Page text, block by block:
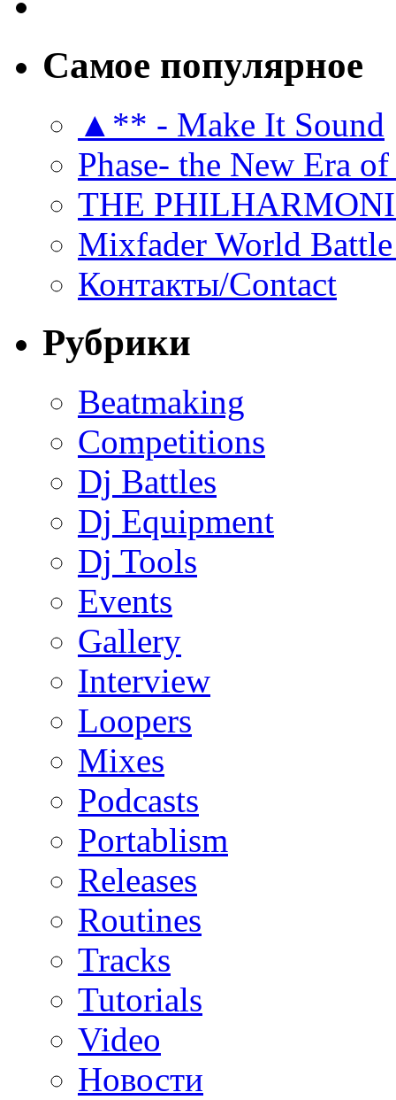
Самое популярное
▲** - Make It Sound
Phase- the New Era
THE
Mixfader World
Контакты/Contact
Рубрики
Beatmaking
Competitions
Dj Battles
Dj Equipment
Dj Tools
Events
Gallery
Interview
Loopers
Mixes
Podcasts
Portablism
Releases
Routines
Tracks
Tutorials
Video
Новости